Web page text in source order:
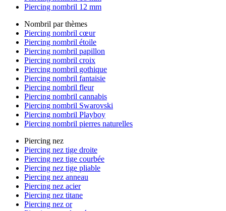
Piercing nombril 12 mm
Nombril par thèmes
Piercing nombril cœur
Piercing nombril étoile
Piercing nombril papillon
Piercing nombril croix
Piercing nombril gothique
Piercing nombril fantaisie
Piercing nombril fleur
Piercing nombril cannabis
Piercing nombril Swarovski
Piercing nombril Playboy
Piercing nombril pierres naturelles
Piercing nez
Piercing nez tige droite
Piercing nez tige courbée
Piercing nez tige pliable
Piercing nez anneau
Piercing nez acier
Piercing nez titane
Piercing nez or